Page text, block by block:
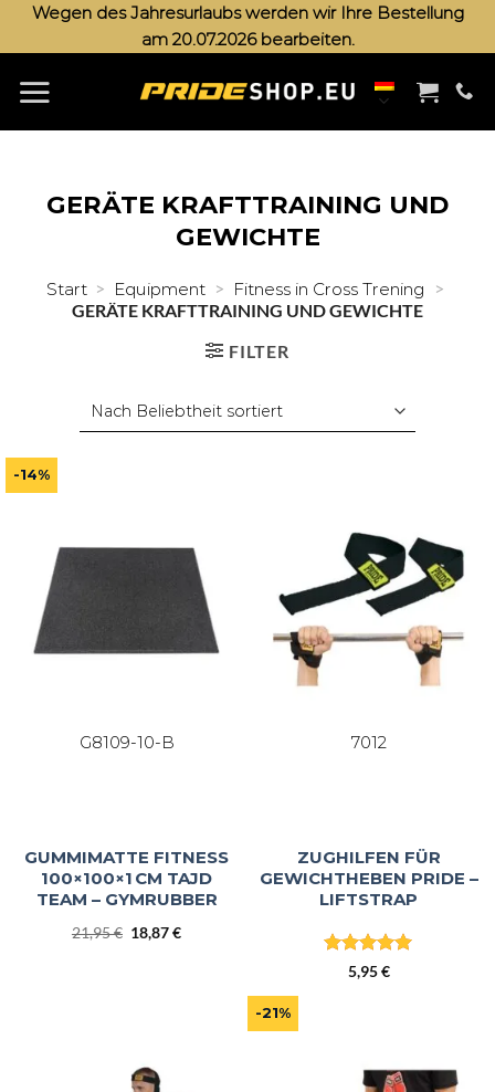
ZumWegen des Jahresurlaubs werden wir Ihre Bestellung
am 20.07.2026 bearbeiten.
GERÄTE KRAFTTRAINING UND
GEWICHTE
Start > Equipment > Fitness in Cross Trening
>
GERÄTE KRAFTTRAINING UND GEWICHTE
FILTER
-14%
G8109-10-B
GUMMIMATTE FITNESS
100×100×1 CM TAJD
TEAM – GYMRUBBER
21,95€ Ursprünglicher
18,87€Aktueller
7012
ZUGHILFEN FÜR
GEWICHTHEBEN PRIDE –
LIFTSTRAP
Bewertet
5,95€
-21%